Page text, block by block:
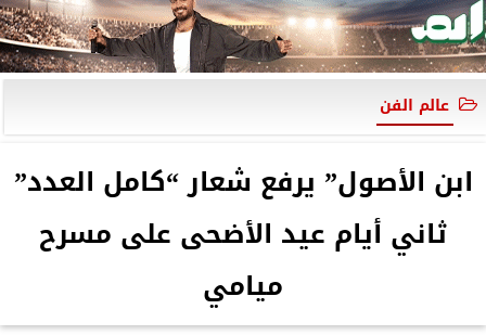
عالم الفن
ابن الأصول” يرفع شعار “كامل العدد”
ثاني أيام عيد الأضحى على مسرح
ميامي